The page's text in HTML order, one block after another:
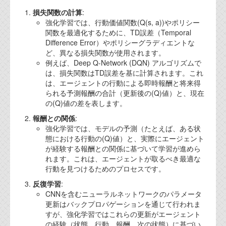
ログインをお願い致します。アカウント
名は"opendocument"です。
機能安全用語集
設計用語集
オンラインショップ
FAQ
お問い合わせフォーム
損失関数の計算:
強化学習では、行動価値関数(Q(s, a))やポリシー
関数を最適化するために、TD誤差（Temporal
Difference Error）やポリシーグラディエントな
ど、異なる損失関数が使用されます。
例えば、Deep Q-Network (DQN) アルゴリズムで
は、損失関数はTD誤差を基に計算されます。これ
は、エージェントの行動による即時報酬と将来得
られる予測報酬の合計（更新後の(Q)値）と、現在
の(Q)値の差を表します。
報酬との関係:
強化学習では、モデルの予測（たとえば、ある状
態における行動の(Q)値）と、実際にエージェント
が経験する報酬との関係に基づいて学習が進めら
れます。これは、エージェントが取るべき最適な
行動を見つけるためのプロセスです。
反復学習:
CNNを含むニューラルネットワークのパラメータ
更新はバックプロパゲーションを通じて行われま
すが、強化学習ではこれらの更新がエージェント
の経験（状態、行動、報酬、次の状態）に基づい